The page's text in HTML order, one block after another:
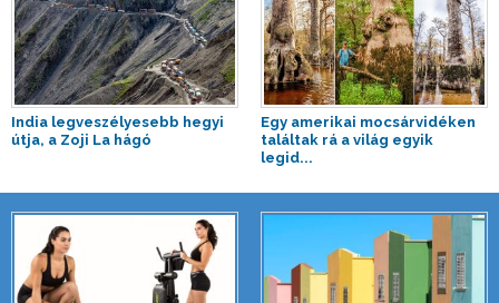
India legveszélyesebb hegyi
útja, a Zoji La hágó
Egy amerikai mocsárvidéken
találtak rá a világ egyik
legid...